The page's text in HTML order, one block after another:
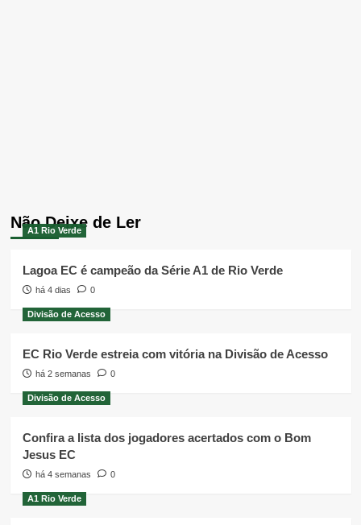
Não Deixe de Ler
A1 Rio Verde
Lagoa EC é campeão da Série A1 de Rio Verde
há 4 dias 0
Divisão de Acesso
EC Rio Verde estreia com vitória na Divisão de Acesso
há 2 semanas 0
Divisão de Acesso
Confira a lista dos jogadores acertados com o Bom
Jesus EC
há 4 semanas 0
A1 Rio Verde